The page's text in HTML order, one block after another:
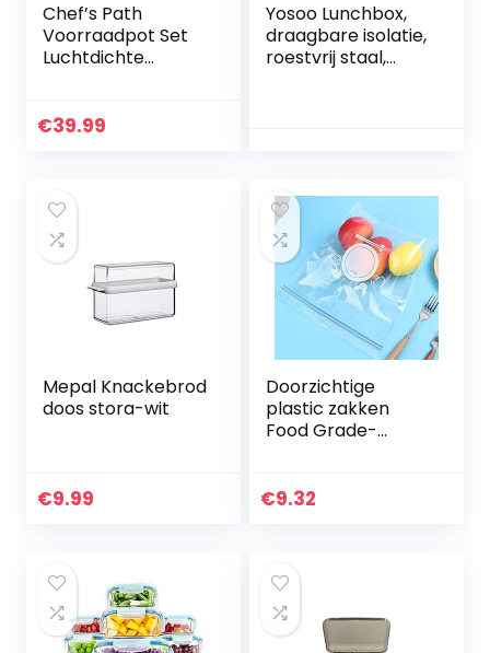
Chef’s Path
Voorraadpot Set
Luchtdichte
Voorraadpotten &
€39.99
Yosoo Lunchbox,
draagbare isolatie,
roestvrij staal,
Mepal Knackebrod
doos stora-wit
€9.99
Doorzichtige
plastic zakken
Food Grade-
Dikker
€9.32